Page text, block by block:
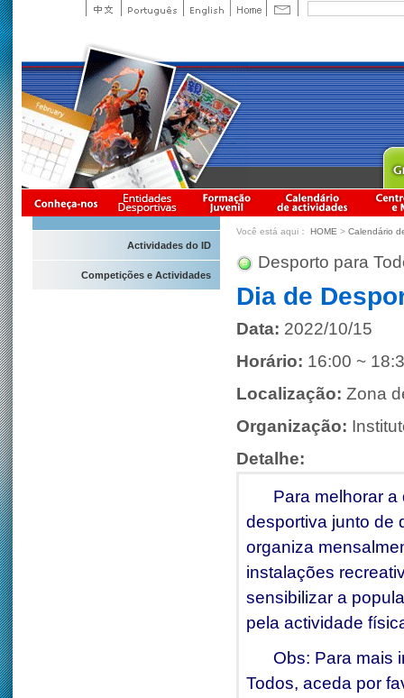
Actividades do ID
Competições e Actividades
Você está aqui： HOME > Calendário
Desporto para
Dia de
Data: 2022/10/15
Horário: 16:00 ~
Localização: Zona
Organização:
Detalhe:
Para melhorar a
desportiva junto de
organiza
instalações
sensibilizar a
pela actividade
Obs: Para mais
Todos, aceda por